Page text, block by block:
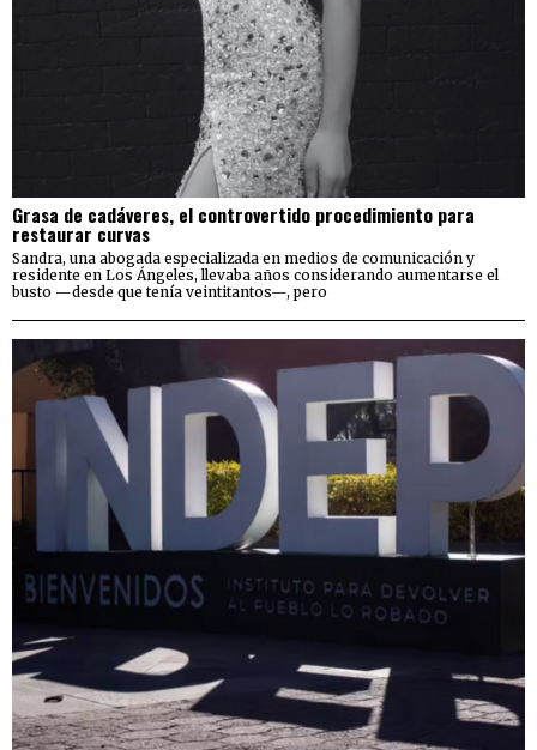
Grasa de cadáveres, el controvertido procedimiento para
restaurar curvas
Sandra, una abogada especializada en medios de comunicación y
residente en Los Ángeles, llevaba años considerando aumentarse el
busto —desde que tenía veintitantos—, pero